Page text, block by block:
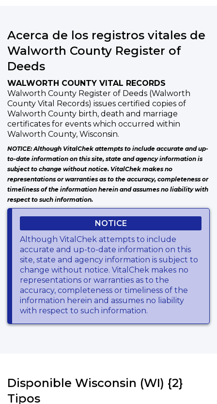
Acerca de los registros vitales de
Walworth County Register of
Deeds
WALWORTH COUNTY VITAL RECORDS
Walworth County Register of Deeds (Walworth
County Vital Records) issues certified copies of
Walworth County birth, death and marriage
certificates for events which occurred within
Walworth County, Wisconsin.
NOTICE: Although VitalChek attempts to include accurate and up-
to-date information on this site, state and agency information is
subject to change without notice. VitalChek makes no
representations or warranties as to the accuracy, completeness or
timeliness of the information herein and assumes no liability with
respect to such information.
NOTICE
Although VitalChek attempts to include
accurate and up-to-date information on this
site, state and agency information is subject to
change without notice. VitalChek makes no
representations or warranties as to the
accuracy, completeness or timeliness of the
information herein and assumes no liability
with respect to such information.
Disponible Wisconsin (WI) {2}
Tipos